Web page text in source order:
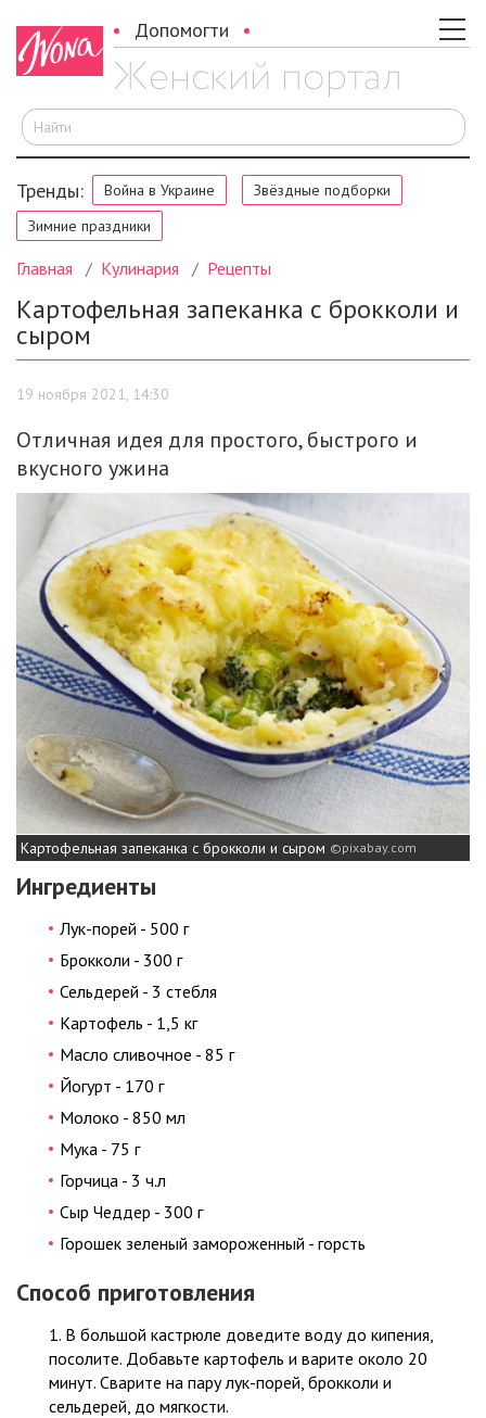
Допомогти
Тренды: Война в Украине
Звёздные подборки
Зимние праздники
Главная Кулинария Рецепты
Картофельная запеканка с брокколи и
сыром
19 ноября 2021, 14:30
Отличная идея для простого, быстрого и
вкусного ужина
Картофельная запеканка с брокколи и сыром pixabay.com
Ингредиенты
Лук-порей - 500 г
Брокколи - 300 г
Сельдерей - 3 стебля
Картофель - 1,5 кг
Масло сливочное - 85 г
Йогурт - 170 г
Молоко - 850 мл
Мука - 75 г
Горчица - 3 ч.л
Сыр Чеддер - 300 г
Горошек зеленый замороженный - горсть
Способ приготовления
В большой кастрюле доведите воду до кипения,
посолите. Добавьте картофель и варите около 20
минут. Сварите на пару лук-порей, брокколи и
сельдерей, до мягкости.